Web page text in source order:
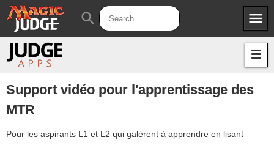
menu
Apps
search
Support vidéo pour l'apprentissage des
MTR
Pour les aspirants L1 et L2 qui galèrent à apprendre en lisant